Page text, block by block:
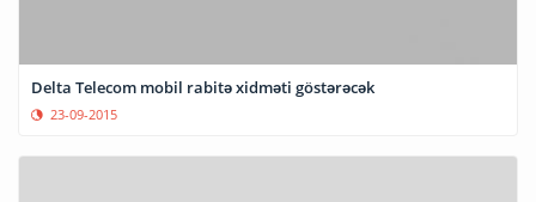
Delta Telecom mobil rabitə xidməti göstərəcək
23-09-2015